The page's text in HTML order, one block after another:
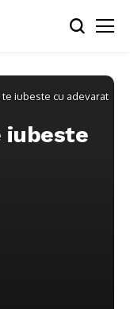
te iubeste cu adevarat
iubeste